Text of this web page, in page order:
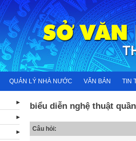
QUẢN LÝ NHÀ NƯỚC VĂN BẢN TIN
biểu diễn nghệ thuật
Câu hỏi: